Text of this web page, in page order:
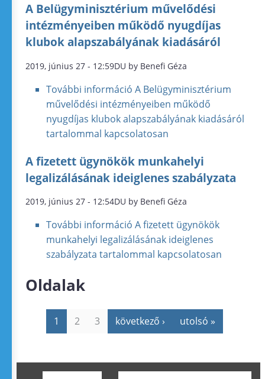
A Belügyminisztérium művelődési
intézményeiben működő nyugdíjas
klubok alapszabályának kiadásáról
2019, június 27 - 12:59DU by Benefi Géza
További információ A Belügyminisztérium
művelődési intézményeiben működő
nyugdíjas klubok alapszabályának kiadásáról
tartalommal kapcsolatosan
A fizetett ügynökök munkahelyi
legalizálásának ideiglenes szabályzata
2019, június 27 - 12:54DU by Benefi Géza
További információ A fizetett ügynökök
munkahelyi legalizálásának ideiglenes
szabályzata tartalommal kapcsolatosan
Oldalak
1 2 3 következő › utolsó »